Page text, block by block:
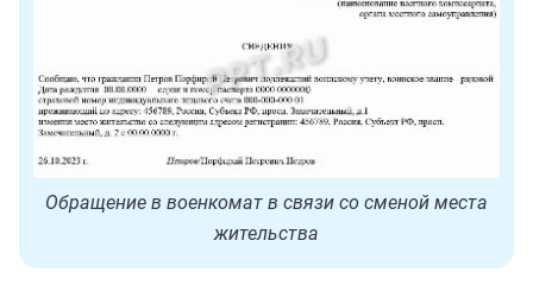
Обращение в военкомат в связи со сменой места
жительства